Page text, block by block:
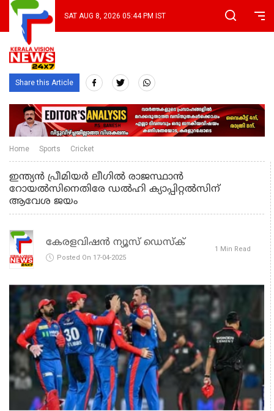
SAT AUG 8, 2026 05:44 PM IST
Share this Article
Home Sports Cricket
ഇന്ത്യന്‍ പ്രീമിയര്‍ ലീഗില്‍ രാജസ്ഥാന്‍
റോയല്‍സിനെതിരേ ഡല്‍ഹി ക്യാപ്പിറ്റല്‍സിന്
ആവേശ ജയം
കേരളവിഷൻ ന്യൂസ് ഡെസ്‌ക്
Posted On 17-04-2025
1 Min Read